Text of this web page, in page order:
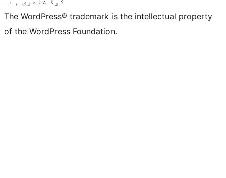
The WordPress® trademark is the intellectual property
of the WordPress Foundation.